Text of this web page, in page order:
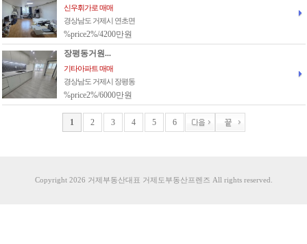
신우휘가로 매매
경상남도 거제시 연초면
%price2%/4200만원
장평동거원...
기타아파트 매매
경상남도 거제시 장평동
%price2%/6000만원
1 2 3 4 5 6
Copyright 2026 거제부동산대표 거제도부동산프렌즈 All rights reserved.